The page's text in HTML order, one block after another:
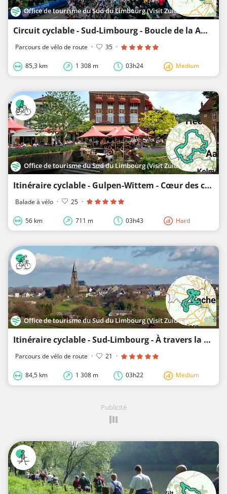
Office de tourisme du Sud du Limbourg (Visit Zuid-Limburg)
Circuit cyclable - Sud-Limbourg - Boucle de la Amstel Gold Race 2
Parcours de vélo de route · 35 ·
85,3 km 1 308 m 03h24 Medium
Office de tourisme du Sud du Limbourg (Visit Zuid-Limburg)
Itinéraire cyclable - Gulpen-Wittem - Cœur des collines
Balade à vélo · 25 ·
56 km 711 m 03h43 Hard
Office de tourisme du Sud du Limbourg (Visit Zuid-Limburg)
Itinéraire cyclable - Sud-Limbourg - À travers la région frontalière
Parcours de vélo de route · 21 ·
84,5 km 1 308 m 03h22 Medium
Publicité